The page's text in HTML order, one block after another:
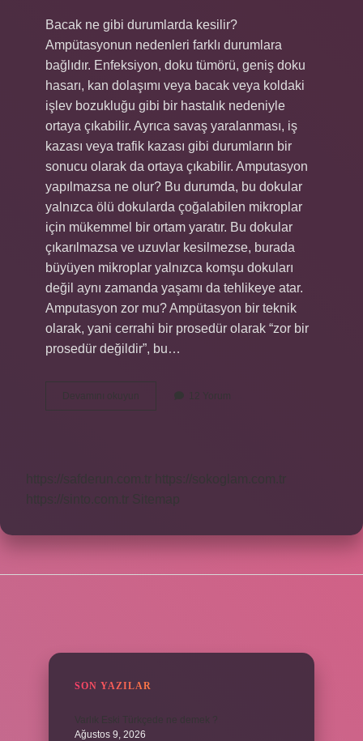
Bacak ne gibi durumlarda kesilir?
Ampütasyonun nedenleri farklı durumlara
bağlıdır. Enfeksiyon, doku tümörü, geniş doku
hasarı, kan dolaşımı veya bacak veya koldaki
işlev bozukluğu gibi bir hastalık nedeniyle
ortaya çıkabilir. Ayrıca savaş yaralanması, iş
kazası veya trafik kazası gibi durumların bir
sonucu olarak da ortaya çıkabilir. Amputasyon
yapılmazsa ne olur? Bu durumda, bu dokular
yalnızca ölü dokularda çoğalabilen mikroplar
için mükemmel bir ortam yaratır. Bu dokular
çıkarılmazsa ve uzuvlar kesilmezse, burada
büyüyen mikroplar yalnızca komşu dokuları
değil aynı zamanda yaşamı da tehlikeye atar.
Amputasyon zor mu? Ampütasyon bir teknik
olarak, yani cerrahi bir prosedür olarak “zor bir
prosedür değildir”, bu…
Devamını okuyun
Amputasyon
Hangi
12 Yorum
https://safderun.com.tr
https://sokoglam.com.tr
https://sinto.com.tr Sitemap
SON YAZILAR
Ağustos 9, 2026